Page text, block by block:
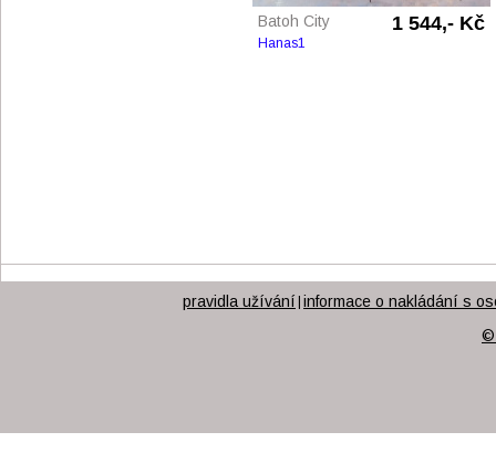
Batoh City 1 544,- Kč
Hanas1
pravidla užívání informace o nakládání s
©